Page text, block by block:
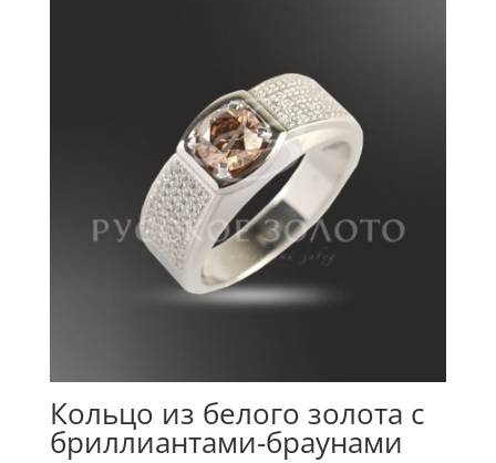
Кольцо из белого золота с
бриллиантами-браунами